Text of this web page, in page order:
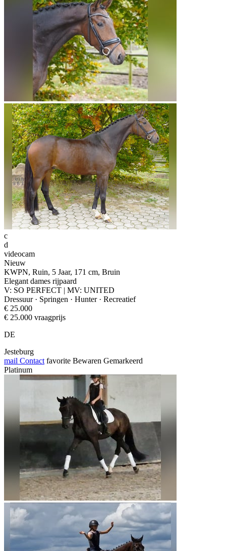
c
d
videocam
Nieuw
KWPN, Ruin, 5 Jaar, 171 cm, Bruin
Elegant dames rijpaard
V: SO PERFECT | MV: UNITED
Dressuur · Springen · Hunter · Recreatief
€ 25.000
€ 25.000 vraagprijs
DE
Jesteburg
mail Contact favorite Bewaren Gemarkeerd
Platinum